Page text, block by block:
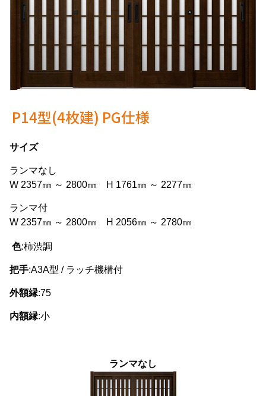
P14型(4枚建) PG仕様
サイズ
ランマなし
W 2357㎜ ～ 2800㎜ H 1761㎜ ～ 2277㎜
ランマ付
W 2357㎜ ～ 2800㎜ H 2056㎜ ～ 2780㎜
色:柿渋調
把手:A3A型 / ラッチ機構付
外額縁:75
内額縁:小
ランマなし